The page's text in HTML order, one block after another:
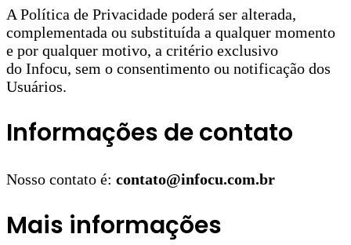
A Política de Privacidade poderá ser alterada,
complementada ou substituída a qualquer momento
e por qualquer motivo, a critério exclusivo
do Infocu, sem o consentimento ou notificação dos
Usuários.
Informações de contato
Nosso contato é: contato@infocu.com.br
Mais informações